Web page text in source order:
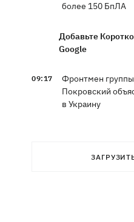
более 150 БпЛА
Добавьте
Google
09:17
Фронтмен
Покровский
в Украину
ураган натворил